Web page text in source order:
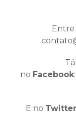
Entre
no Facebook:
E no Twitter